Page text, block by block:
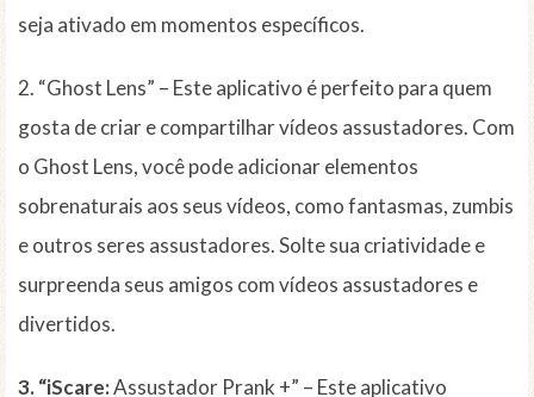
seja ativado em momentos específicos.
2. “Ghost Lens” – Este aplicativo é perfeito para quem
gosta de criar e compartilhar vídeos assustadores. Com
o Ghost Lens, você pode adicionar elementos
sobrenaturais aos seus vídeos, como fantasmas, zumbis
e outros seres assustadores. Solte sua criatividade e
surpreenda seus amigos com vídeos assustadores e
divertidos.
3. “iScare:Assustador Prank +” – Este aplicativo